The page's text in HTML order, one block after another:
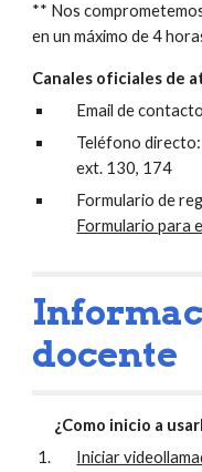
** Nos
en un máximo de 4
Canales oficiales de
Email de
Teléfono
ext. 130, 174
Formulario para
docente
¿Como inicio a
Iniciar